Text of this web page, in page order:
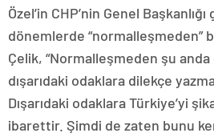
Özel’in CHP’nin Genel
dönemlerde “normalleşmeden”
Çelik, “Normalleşmeden şu
dışarıdaki odaklara dilekçe
Dışarıdaki odaklara Türkiye’yi
ibarettir. Şimdi de zaten bunu